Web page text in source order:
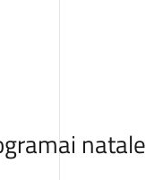
natale